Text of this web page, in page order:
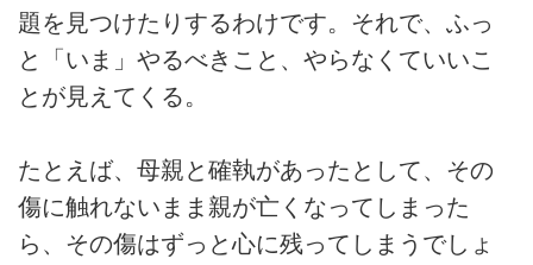
題を見つけたりするわけです。それで、ふっ
と「いま」やるべきこと、やらなくていいこ
とが見えてくる。
たとえば、母親と確執があったとして、その
傷に触れないまま親が亡くなってしまった
ら、その傷はずっと心に残ってしまうでしょ